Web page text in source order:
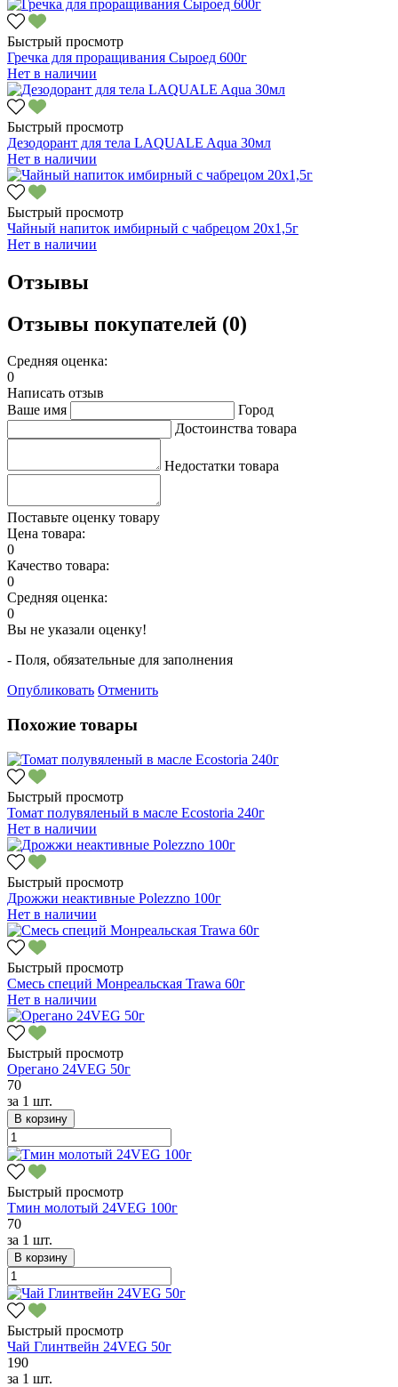
Быстрый просмотр
Гречка для проращивания Сыроед 600г
Нет в наличии
Быстрый просмотр
Дезодорант для тела LAQUALE Aqua 30мл
Нет в наличии
Быстрый просмотр
Чайный напиток имбирный с чабрецом 20х1,5г
Нет в наличии
Отзывы
Отзывы покупателей (0)
Средняя оценка:
0
Написать отзыв
Ваше имя
Город
Достоинства товара
Недостатки товара
Поставьте оценку товару
Цена товара:
0
Качество товара:
0
Средняя оценка:
0
Вы не указали оценку!
- Поля, обязательные для заполнения
Опубликовать Отменить
Похожие товары
Быстрый просмотр
Томат полувяленый в масле Ecostoria 240г
Нет в наличии
Быстрый просмотр
Дрожжи неактивные Polezzno 100г
Нет в наличии
Быстрый просмотр
Смесь специй Монреальская Trawa 60г
Нет в наличии
Быстрый просмотр
Орегано 24VEG 50г
70
за 1 шт.
В корзину
Быстрый просмотр
Тмин молотый 24VEG 100г
70
за 1 шт.
В корзину
Быстрый просмотр
Чай Глинтвейн 24VEG 50г
190
за 1 шт.